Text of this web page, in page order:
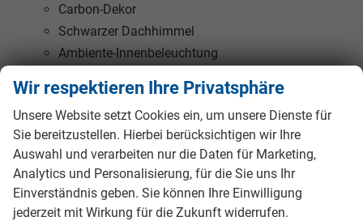
Carbon-Dekor
Schwarzer Dachhimmel
Ambiente-Innenbeleuchtung
3-Speichen-Sportlederlenkrad beheizbar
Sportliche Pedalabdeckungen
Vordere und hintere Mittelarmlehne
Elektrische Fensterheber vorn und hinten
230-Volt-Steckdose im Fond
USB-C-Ladeanschluss im Fond
Wir respektieren Ihre Privatsphäre
Unsere Website setzt Cookies ein, um unsere Dienste für
Sie bereitzustellen. Hierbei berücksichtigen wir Ihre
Auswahl und verarbeiten nur die Daten für Marketing,
Analytics und Personalisierung, für die Sie uns Ihr
Einverständnis geben. Sie können Ihre Einwilligung
jederzeit mit Wirkung für die Zukunft widerrufen.